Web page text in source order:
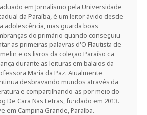
em Jornalismo pela Universidade
da Paraíba, é um leitor àvido desde
adolescência, mas guarda boas
do primário quando conseguiu
as primeiras palavras d'O Flautista de
e os livros da coleção Paraíso da
durante as leituras em balaios da
Maria da Paz. Atualmente
desbravando mundos através da
e compartilhando-as por meio do
De Cara Nas Letras, fundado em 2013.
em Campina Grande, Paraíba.